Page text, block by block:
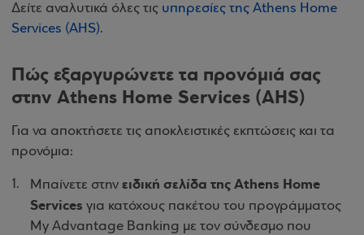
Δείτε αναλυτικά όλες τις υπηρεσίες της Athens Home
Services (AHS).
Πώς εξαργυρώνετε τα προνόμιά σας
στην Athens Home Services (AHS)
Για να αποκτήσετε τις αποκλειστικές εκπτώσεις και τα
προνόμια:
Μπαίνετε στην ειδική σελίδα της Athens Home
Services για κατόχους πακέτου του προγράμματος
My Advantage Banking με τον σύνδεσμο που